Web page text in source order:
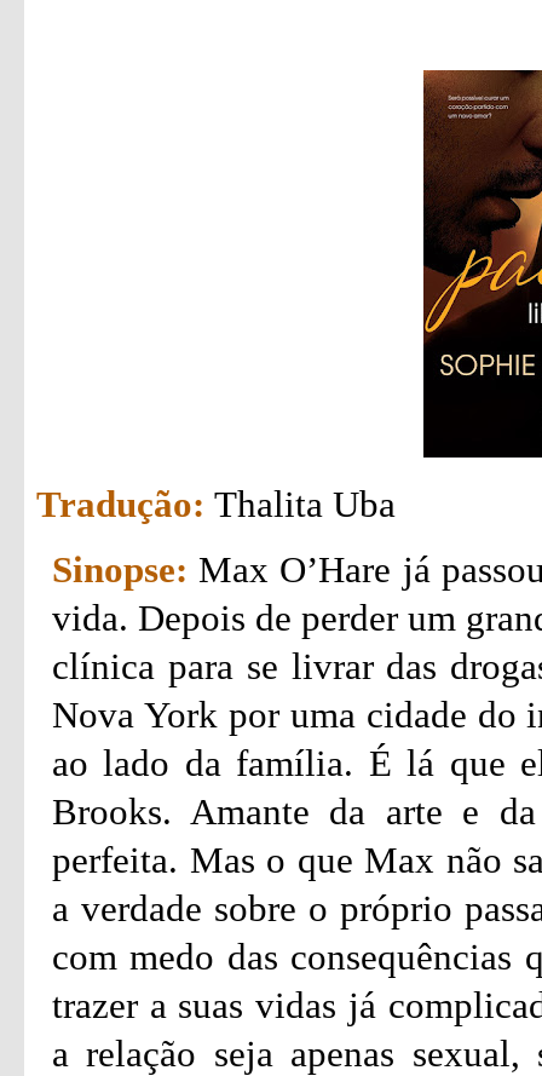
Tradução: Thalita Uba
Sinopse: Max O’Hare já
vida. Depois de perder um
clínica para se livrar das
Nova York por uma cidade do
ao lado da família. É lá que
Brooks. Amante da arte e
perfeita. Mas o que Max não
a verdade sobre o próprio
com medo das consequências
trazer a suas vidas já
a relação seja apenas